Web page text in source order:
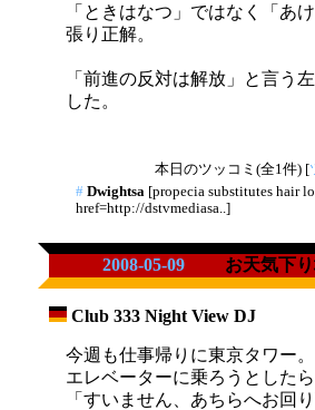
「ときはなつ」ではなく「あ
張り正解。
「前進の反対は解放」と言う
した。
本日のツッコミ(全1件) [
# Dwightsa [propecia substitutes hair
href=http://dstvmediasa..]
2008-05-09 お天気下
Club 333 Night View DJ
今週も仕事帰りに東京タワー。
エレベーターに乗ろうとした
「すいません、あちらへお回り